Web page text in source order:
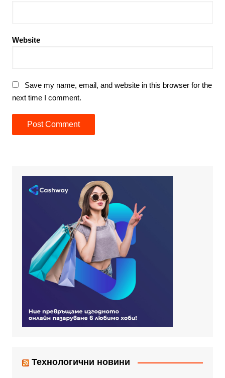
Website
Save my name, email, and website in this browser for the
next time I comment.
Технологични новини